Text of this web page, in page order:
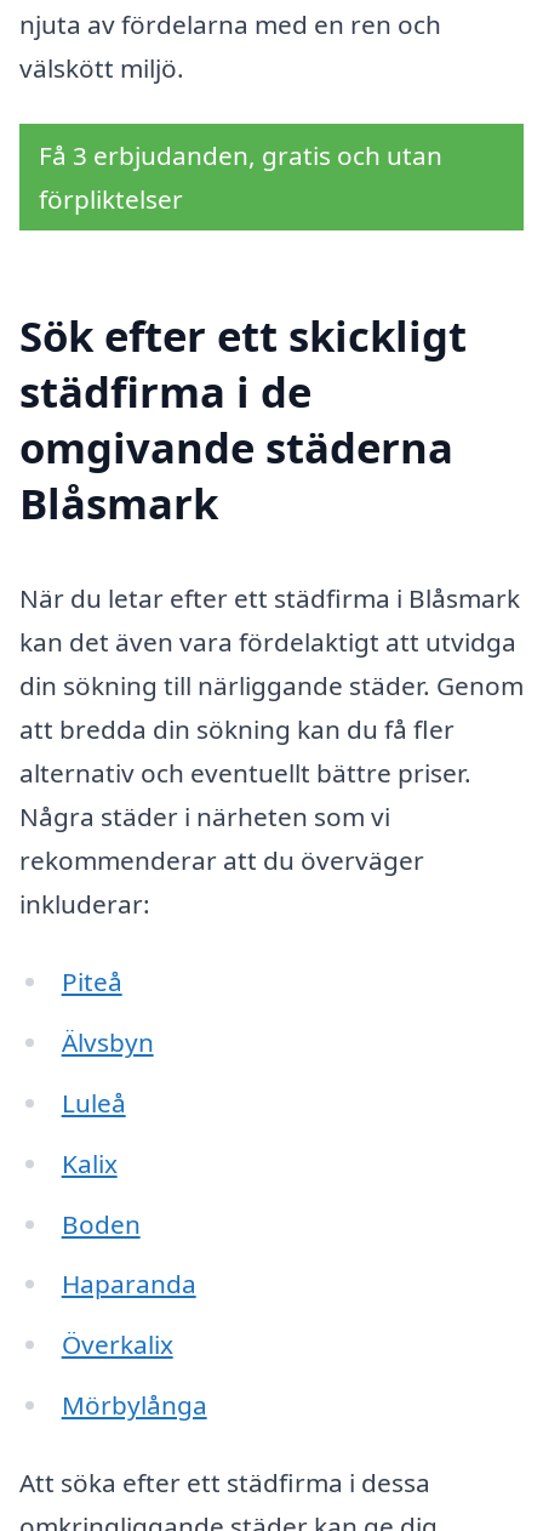
njuta av fördelarna med en ren och
välskött miljö.
Få 3 erbjudanden, gratis och utan
förpliktelser
Sök efter ett skickligt
städfirma i de
omgivande städerna
Blåsmark
När du letar efter ett städfirma i Blåsmark
kan det även vara fördelaktigt att utvidga
din sökning till närliggande städer. Genom
att bredda din sökning kan du få fler
alternativ och eventuellt bättre priser.
Några städer i närheten som vi
rekommenderar att du överväger
inkluderar:
Piteå
Älvsbyn
Luleå
Kalix
Boden
Haparanda
Överkalix
Mörbylånga
Att söka efter ett städfirma i dessa